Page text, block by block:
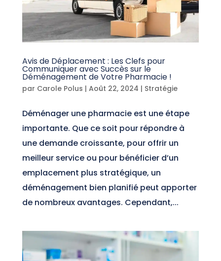
Avis de Déplacement : Les Clefs pour
Communiquer avec Succès sur le
Déménagement de Votre Pharmacie !
par Carole Polus | Août 22, 2024 | Stratégie
Déménager une pharmacie est une étape
importante. Que ce soit pour répondre à
une demande croissante, pour offrir un
meilleur service ou pour bénéficier d’un
emplacement plus stratégique, un
déménagement bien planifié peut apporter
de nombreux avantages. Cependant,...